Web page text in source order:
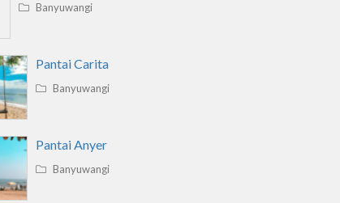
Banyuwangi
Pantai Carita
Banyuwangi
Pantai Anyer
Banyuwangi